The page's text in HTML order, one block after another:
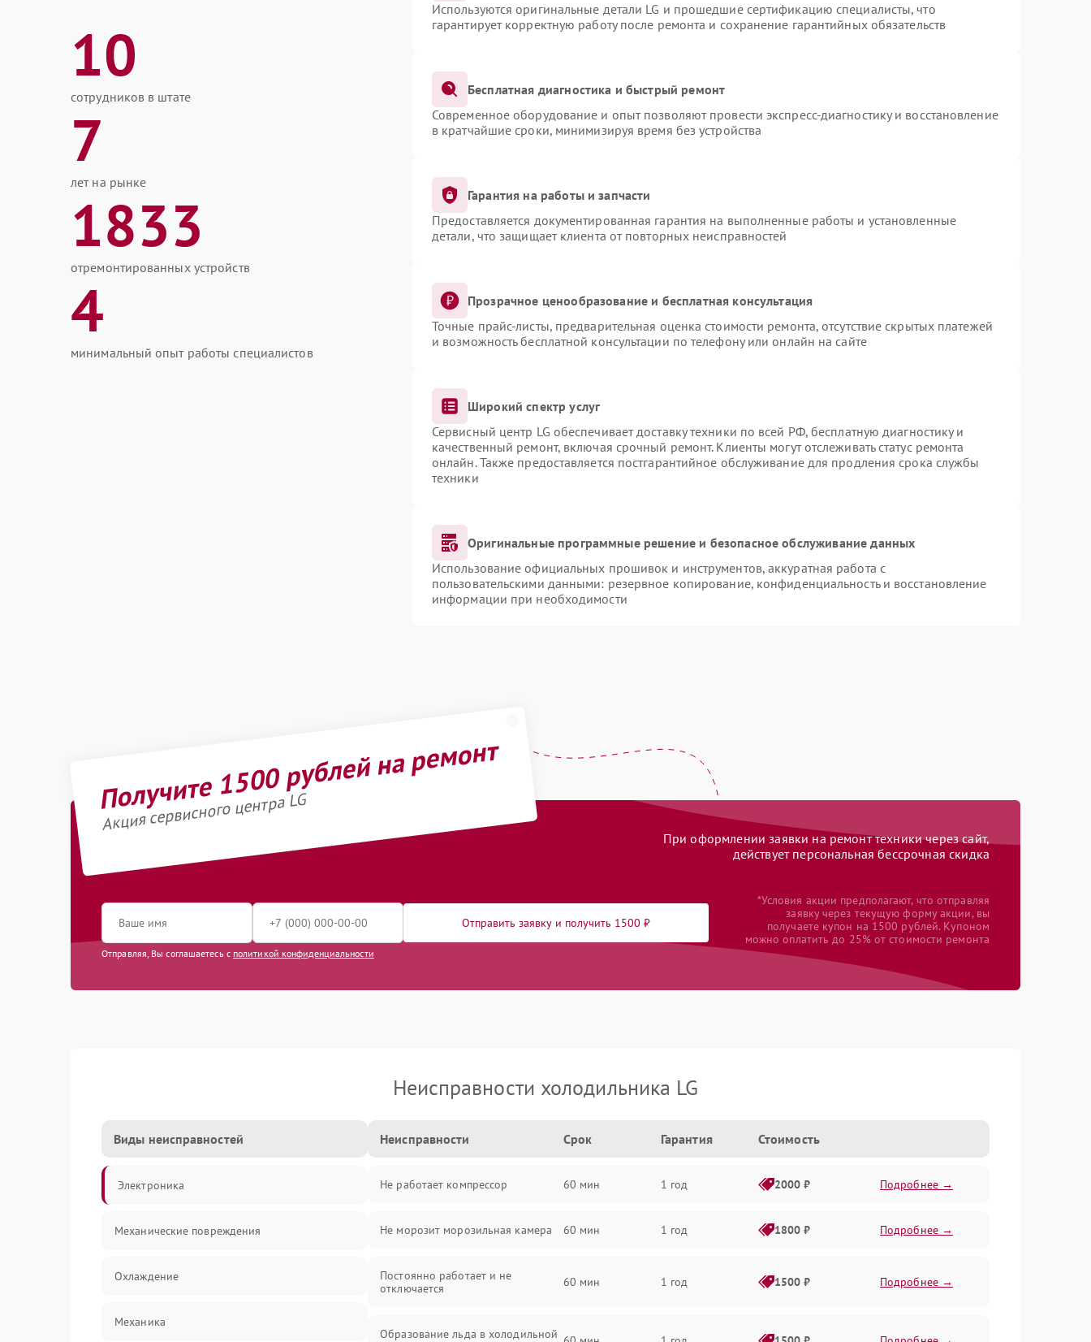
10
сотрудников в штате
7
лет на рынке
1833
отремонтированных устройств
4
минимальный опыт работы специалистов
Используются оригинальные детали LG и прошедшие сертификацию специалисты, что
гарантирует корректную работу после ремонта и сохранение гарантийных обязательств
Бесплатная диагностика и быстрый ремонт
Современное оборудование и опыт позволяют провести экспресс-диагностику и восстановление
в кратчайшие сроки, минимизируя время без устройства
Гарантия на работы и запчасти
Предоставляется документированная гарантия на выполненные работы и установленные
детали, что защищает клиента от повторных неисправностей
Прозрачное ценообразование и бесплатная консультация
Точные прайс-листы, предварительная оценка стоимости ремонта, отсутствие скрытых платежей
и возможность бесплатной консультации по телефону или онлайн на сайте
Широкий спектр услуг
Сервисный центр LG обеспечивает доставку техники по всей РФ, бесплатную диагностику и
качественный ремонт, включая срочный ремонт. Клиенты могут отслеживать статус ремонта
онлайн. Также предоставляется постгарантийное обслуживание для продления срока службы
техники
Оригинальные программные решение и безопасное обслуживание данных
Использование официальных прошивок и инструментов, аккуратная работа с
пользовательскими данными: резервное копирование, конфиденциальность и восстановление
информации при необходимости
Получите 1500 рублей на ремонт
Акция сервисного центра LG
При оформлении заявки на ремонт техники через сайт,
действует персональная бессрочная скидка
Отправить заявку и получить 1500 ₽
Отправляя, Вы соглашаетесь с политикой конфиденциальности
*Условия акции предполагают, что отправляя
заявку через текущую форму акции, вы
получаете купон на 1500 рублей. Купоном
можно оплатить до 25% от стоимости ремонта
Неисправности холодильника LG
Виды неисправностей
Электроника
Механические повреждения
Охлаждение
Механика
Неисправности Срок Гарантия Стоимость
Не работает компрессор 60 мин 1 год 2000 ₽ Подробнее →
Не морозит морозильная камера 60 мин 1 год 1800 ₽ Подробнее →
Постоянно работает и не
отключается
60 мин 1 год 1500 ₽ Подробнее →
Образование льда в холодильной